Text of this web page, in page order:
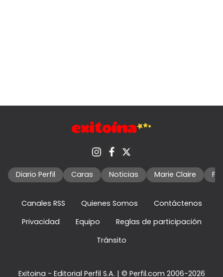
Diario Perfil Caras Noticias Marie Claire
Canales RSS Quienes Somos
Contáctenos
Privacidad
Equipo
Reglas de participación
Tránsito
Exitoina - Editorial Perfil S.A. | © Perfil.com 2006-2026